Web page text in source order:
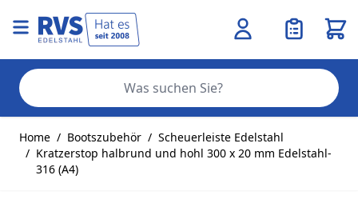
Home / Bootszubehör / Scheuerleiste Edelstahl
/ Kratzerstop halbrund und hohl 300 x 20 mm Edelstahl-
316 (A4)